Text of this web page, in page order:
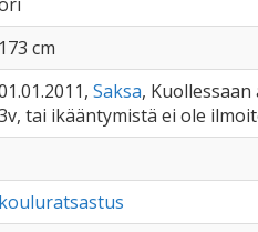
173 cm
Saksa, Kuollessaan
tai ikääntymistä ei ole
kouluratsastus